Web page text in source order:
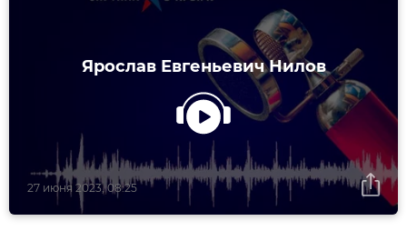
Ярослав Евгеньевич Нилов
27 июня 2023, 08:25